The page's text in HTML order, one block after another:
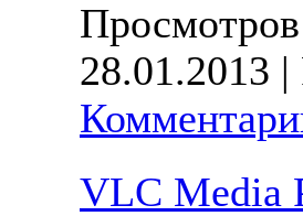
28.01.2013 |
VLC Media